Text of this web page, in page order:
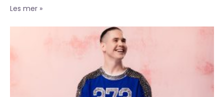
Les mer »